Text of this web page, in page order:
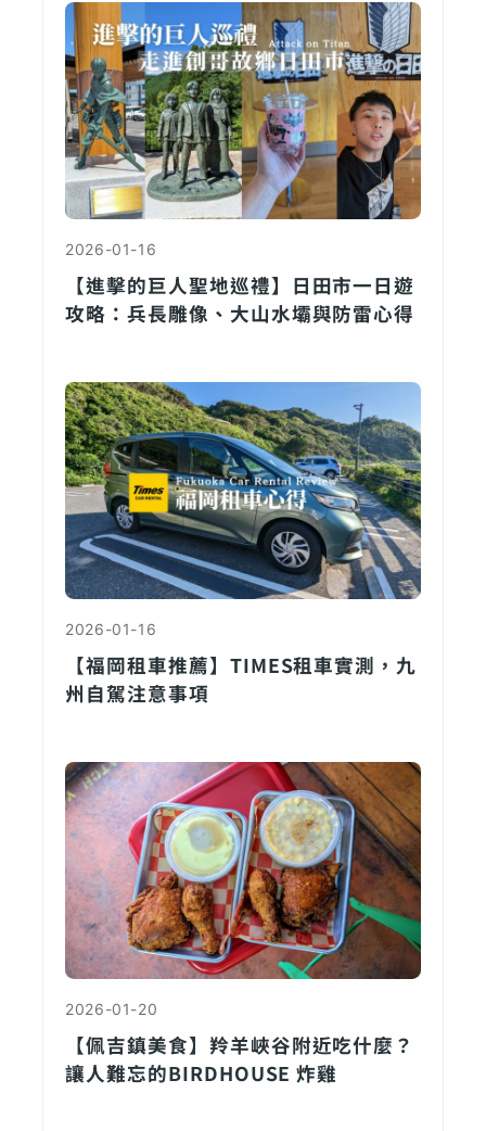
2026-01-16
【進擊的巨人聖地巡禮】日田市一日遊
攻略：兵長雕像、大山水壩與防雷心得
2026-01-16
【福岡租車推薦】TIMES租車實測，九
州自駕注意事項
2026-01-20
【佩吉鎮美食】羚羊峽谷附近吃什麼？
讓人難忘的BIRDHOUSE 炸雞